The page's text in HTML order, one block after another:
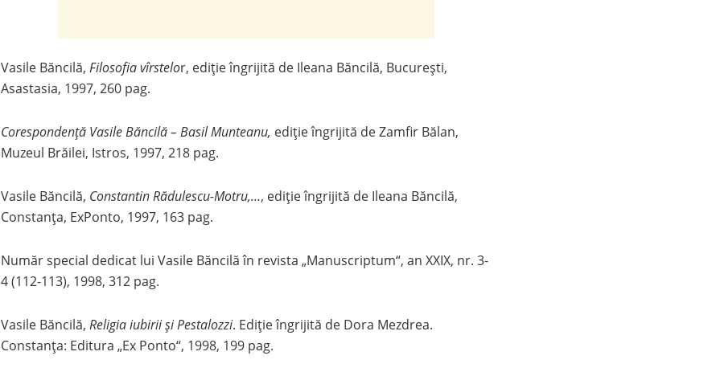
Vasile Băncilă, Filosofia vîrstelor, ediție îngrijită de Ileana Băncilă, București,
Asastasia, 1997, 260 pag.
Corespondență Vasile Băncilă – Basil Munteanu, ediție îngrijită de Zamfir Bălan,
Muzeul Brăilei, Istros, 1997, 218 pag.
Vasile Băncilă, Constantin Rădulescu-Motru,…, ediție îngrijită de Ileana Băncilă,
Constanța, ExPonto, 1997, 163 pag.
Număr special dedicat lui Vasile Băncilă în revista „Manuscriptum“, an XXIX, nr. 3-
4 (112-113), 1998, 312 pag.
Vasile Băncilă, Religia iubirii și Pestalozzi. Ediție îngrijită de Dora Mezdrea.
Constanța: Editura „Ex Ponto“, 1998, 199 pag.